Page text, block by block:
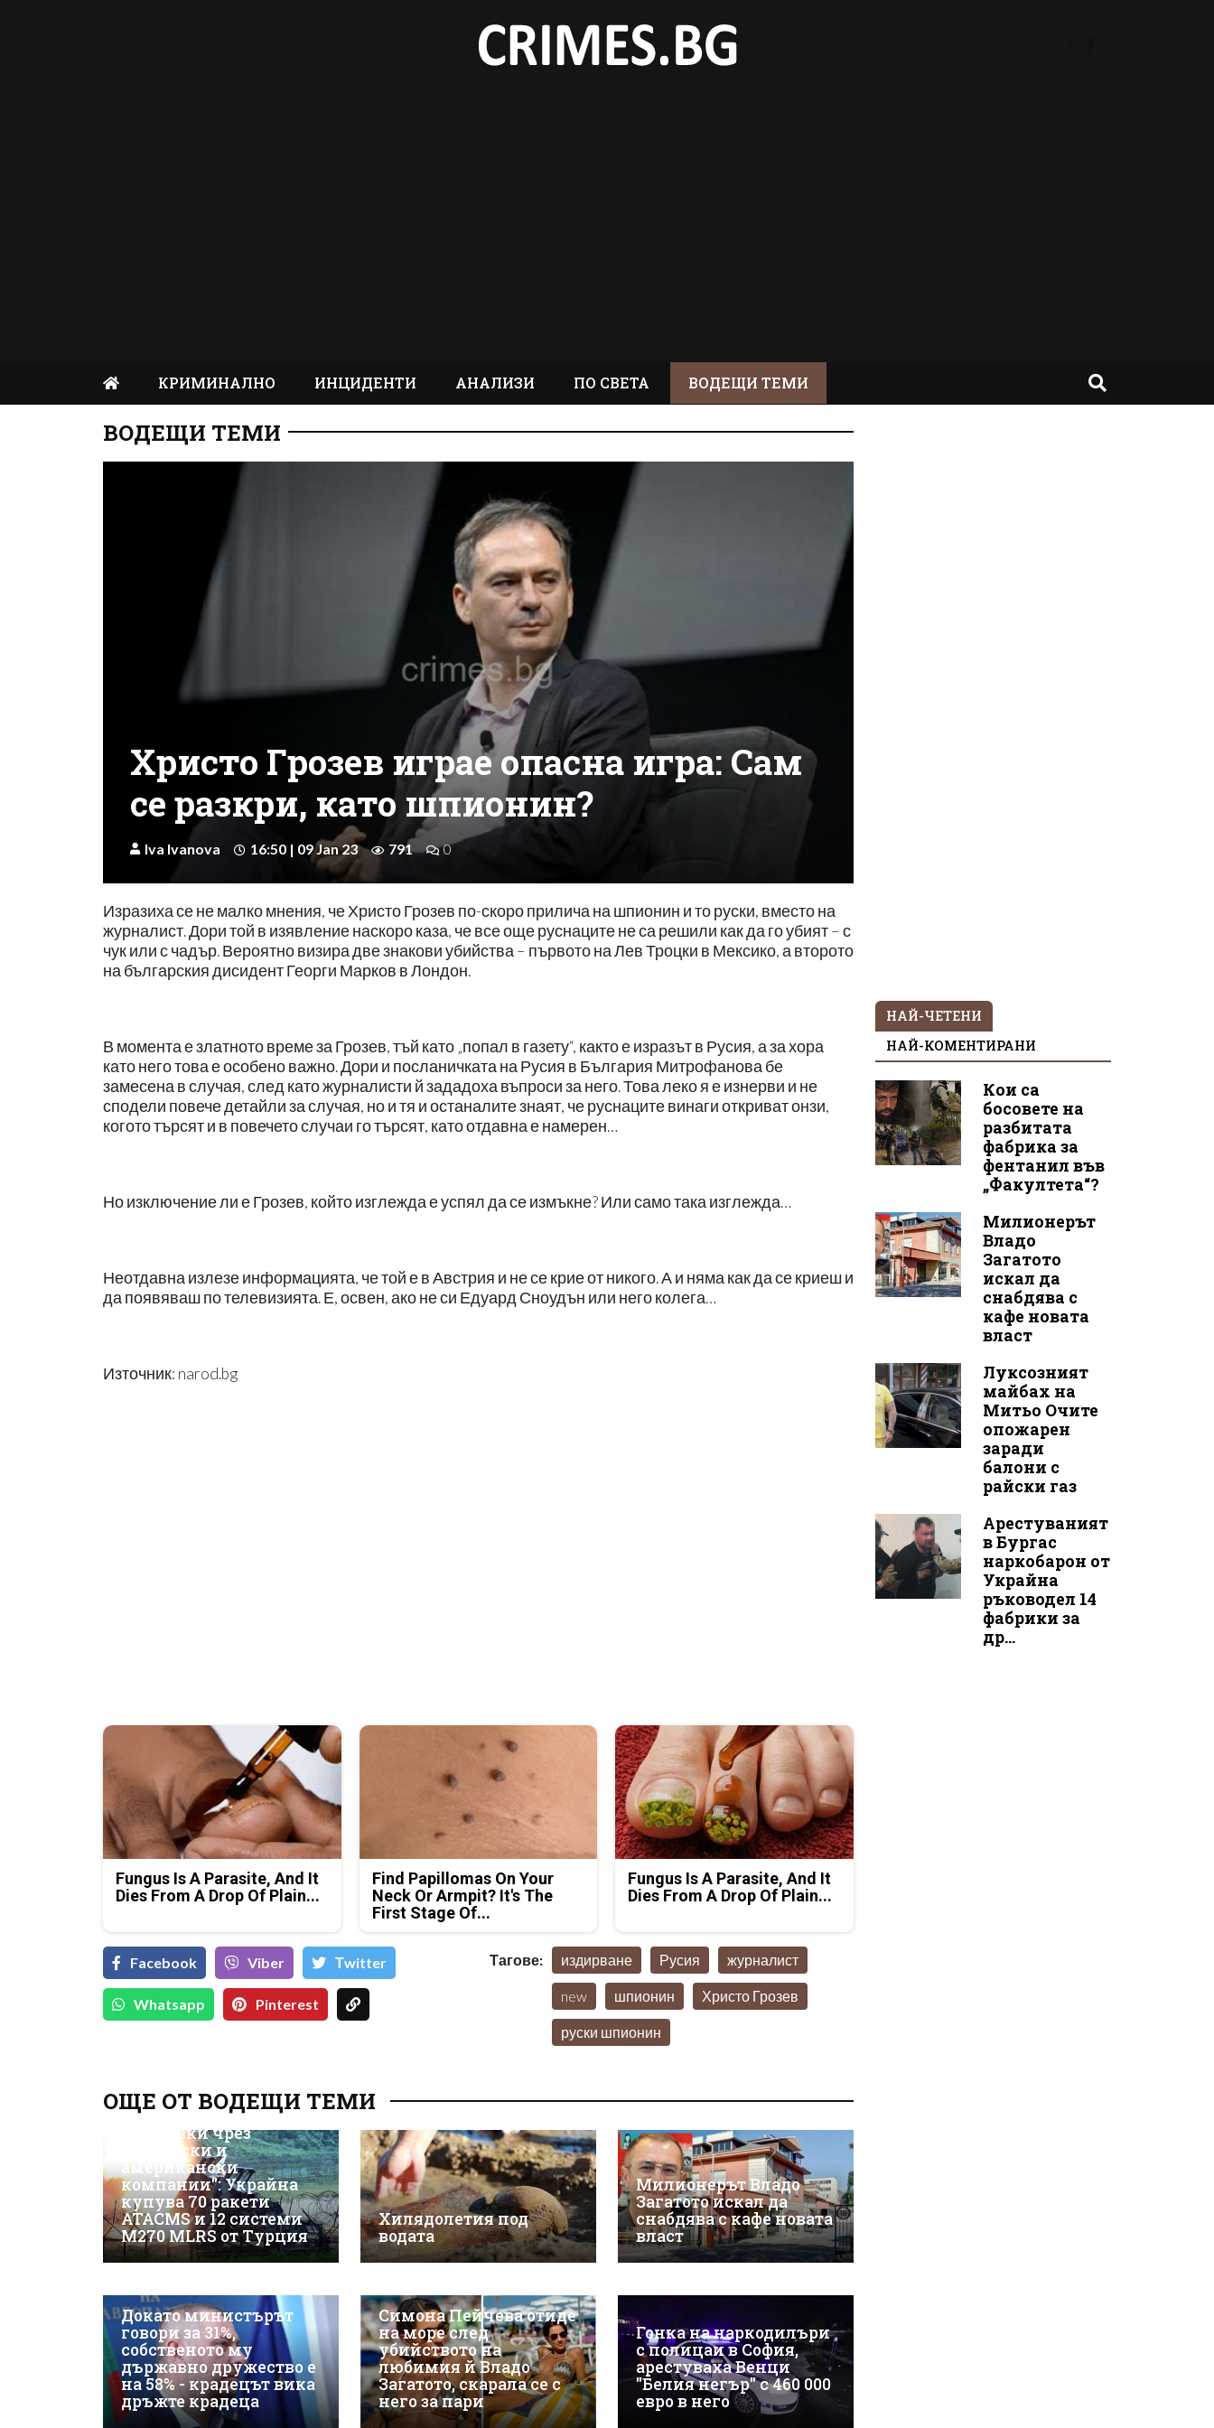
КРИМИНАЛНО ИНЦИДЕНТИ АНАЛИЗИ ПО СВЕТА ВОДЕЩИ ТЕМИ
ВОДЕЩИ ТЕМИ
Христо Грозев играе опасна игра: Сам
се разкри, като шпионин?
Iva Ivanova 16:50 | 09 Jan 23 791 0
Изразиха се не малко мнения, че Христо Грозев по-скоро прилича на шпионин и то руски, вместо на
журналист. Дори той в изявление наскоро каза, че все още руснаците не са решили как да го убият – с
чук или с чадър. Вероятно визира две знакови убийства – първото на Лев Троцки в Мексико, а второто
на българския дисидент Георги Марков в Лондон.
В момента е златното време за Грозев, тъй като „попал в газету“, както е изразът в Русия, а за хора
като него това е особено важно. Дори и посланичката на Русия в България Митрофанова бе
замесена в случая, след като журналисти й зададоха въпроси за него. Това леко я е изнерви и не
сподели повече детайли за случая, но и тя и останалите знаят, че руснаците винаги откриват онзи,
когото търсят и в повечето случаи го търсят, като отдавна е намерен…
Но изключение ли е Грозев, който изглежда е успял да се измъкне? Или само така изглежда…
Неотдавна излезе информацията, че той е в Австрия и не се крие от никого. А и няма как да се криеш и
да появяваш по телевизията. Е, освен, ако не си Едуард Сноудън или него колега…
Източник: narod.bg
Fungus Is A Parasite, And It
Dies From A Drop Of Plain...
Find Papillomas On Your
Neck Or Armpit? It's The
First Stage Of...
Fungus Is A Parasite, And It
Dies From A Drop Of Plain...
Facebook Viber Тwitter
Whatsapp Pinterest
Тагове: издирване Русия журналист
new шпионин Христо Грозев
руски шпионин
ОЩЕ ОТ ВОДЕЩИ ТЕМИ
"Доставки чрез
български и
американски
компании": Украйна
купува 70 ракети
ATACMS и 12 системи
M270 MLRS от Турция
Хилядолетия под
водата
Милионерът Владо
Загатото искал да
снабдява с кафе новата
власт
Докато министърът
говори за 31%,
собственото му
държавно дружество е
на 58% - крадецът вика
дръжте крадеца
Симона Пейчева отиде
на море след
убийството на
любимия й Владо
Загатото, скарала се с
него за пари
Гонка на наркодилъри
с полицаи в София,
арестуваха Венци
"Белия негър" с 460 000
евро в него
НАЙ-ЧЕТЕНИ
НАЙ-КОМЕНТИРАНИ
Кои са
босовете на
разбитата
фабрика за
фентанил във
„Факултета“?
Милионерът
Владо
Загатото
искал да
снабдява с
кафе новата
власт
Луксозният
майбах на
Митьо Очите
опожарен
заради
балони с
райски газ
Арестуваният
в Бургас
наркобарон от
Украйна
ръководел 14
фабрики за
др...